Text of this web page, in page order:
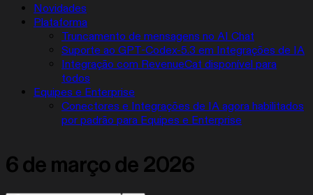
Novidades
Plataforma
Truncamento de mensagens no AI Chat
Suporte ao GPT-Codex-5.3 em Integrações de IA
Integração com RevenueCat disponível para
todos
Equipes e Enterprise
Conectores e Integrações de IA agora habilitados
por padrão para Equipes e Enterprise
6 de março de 2026